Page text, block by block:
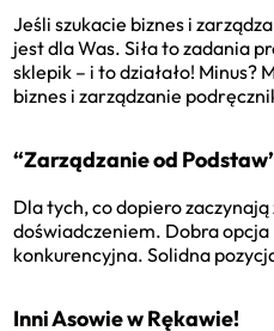
Jeśli szukacie biznes i
jest dla Was. Siła to zadania
sklepik – i to działało!
biznes i zarządzanie
“Zarządzanie od
Dla tych, co dopiero
doświadczeniem. Dobra
konkurencyjna. Solidna
Inni Asowie w Rękawie!